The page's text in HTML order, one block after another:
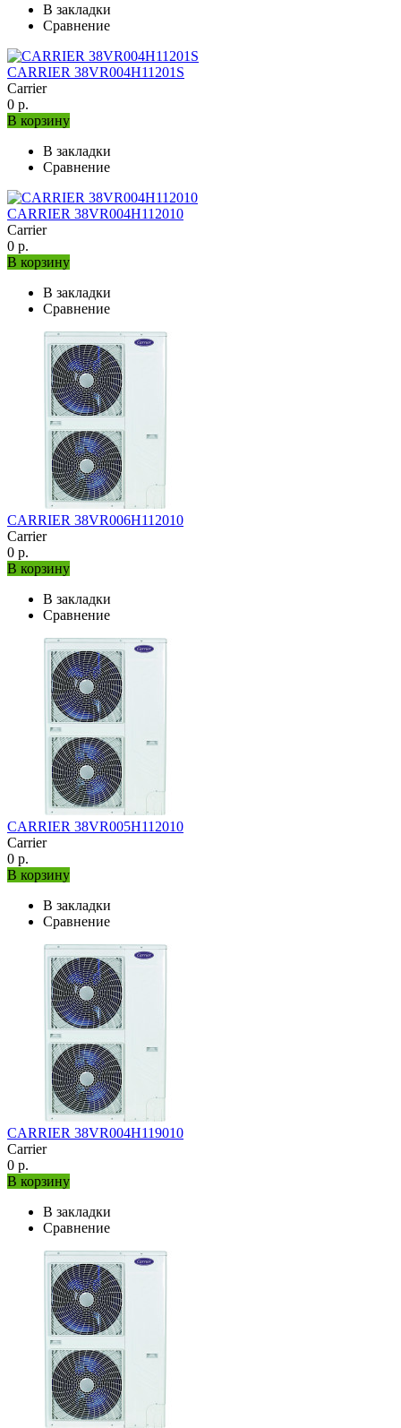
В закладки
Сравнение
CARRIER 38VR004H11201S
Carrier
0 р.
В корзину
В закладки
Сравнение
CARRIER 38VR004H112010
Carrier
0 р.
В корзину
В закладки
Сравнение
CARRIER 38VR006H112010
Carrier
0 р.
В корзину
В закладки
Сравнение
CARRIER 38VR005H112010
Carrier
0 р.
В корзину
В закладки
Сравнение
CARRIER 38VR004H119010
Carrier
0 р.
В корзину
В закладки
Сравнение